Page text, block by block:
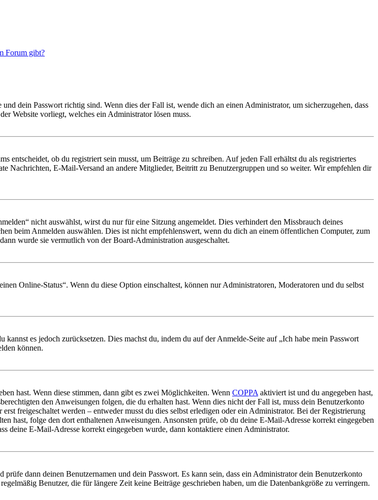
Forum gibt?
dein Passwort richtig sind. Wenn dies der Fall ist, wende dich an einen Administrator, um sicherzugehen, dass
Website vorliegt, welches ein Administrator lösen muss.
ob du registriert sein musst, um Beiträge zu schreiben. Auf jeden Fall erhältst du als registriertes
Nachrichten, E-Mail-Versand an andere Mitglieder, Beitritt zu Benutzergruppen und so weiter. Wir empfehlen dir
nicht auswählst, wirst du nur für eine Sitzung angemeldet. Dies verhindert den Missbrauch deines
beim Anmelden auswählen. Dies ist nicht empfehlenswert, wenn du dich an einem öffentlichen Computer, zum
wurde sie vermutlich von der Board-Administration ausgeschaltet.
Online-Status“. Wenn du diese Option einschaltest, können nur Administratoren, Moderatoren und du selbst
es jedoch zurücksetzen. Dies machst du, indem du auf der Anmelde-Seite auf „Ich habe mein Passwort
können.
hast. Wenn diese stimmen, dann gibt es zwei Möglichkeiten. Wenn COPPA aktiviert ist und du angegeben hast,
den Anweisungen folgen, die du erhalten hast. Wenn dies nicht der Fall ist, muss dein Benutzerkonto
freigeschaltet werden – entweder musst du dies selbst erledigen oder ein Administrator. Bei der Registrierung
hast, folge den dort enthaltenen Anweisungen. Ansonsten prüfe, ob du deine E-Mail-Adresse korrekt eingegeben
deine E-Mail-Adresse korrekt eingegeben wurde, dann kontaktiere einen Administrator.
dann deinen Benutzernamen und dein Passwort. Es kann sein, dass ein Administrator dein Benutzerkonto
Benutzer, die für längere Zeit keine Beiträge geschrieben haben, um die Datenbankgröße zu verringern.